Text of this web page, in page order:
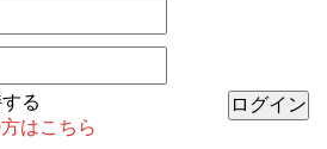
る
はこちら